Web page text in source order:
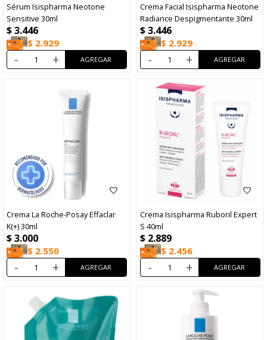
Sérum Isispharma Neotone
Sensitive 30ml
$3.446
$ 2.929
- +
Crema Facial Isispharma Neotone
Radiance Despigmentante 30ml
$3.446
$ 2.929
- +
Crema La Roche-Posay Effaclar
K(+) 30ml
$3.000
$ 2.550
- +
Crema Isispharma Ruboril Expert
S 40ml
$ 2.889
$ 2.456
- +